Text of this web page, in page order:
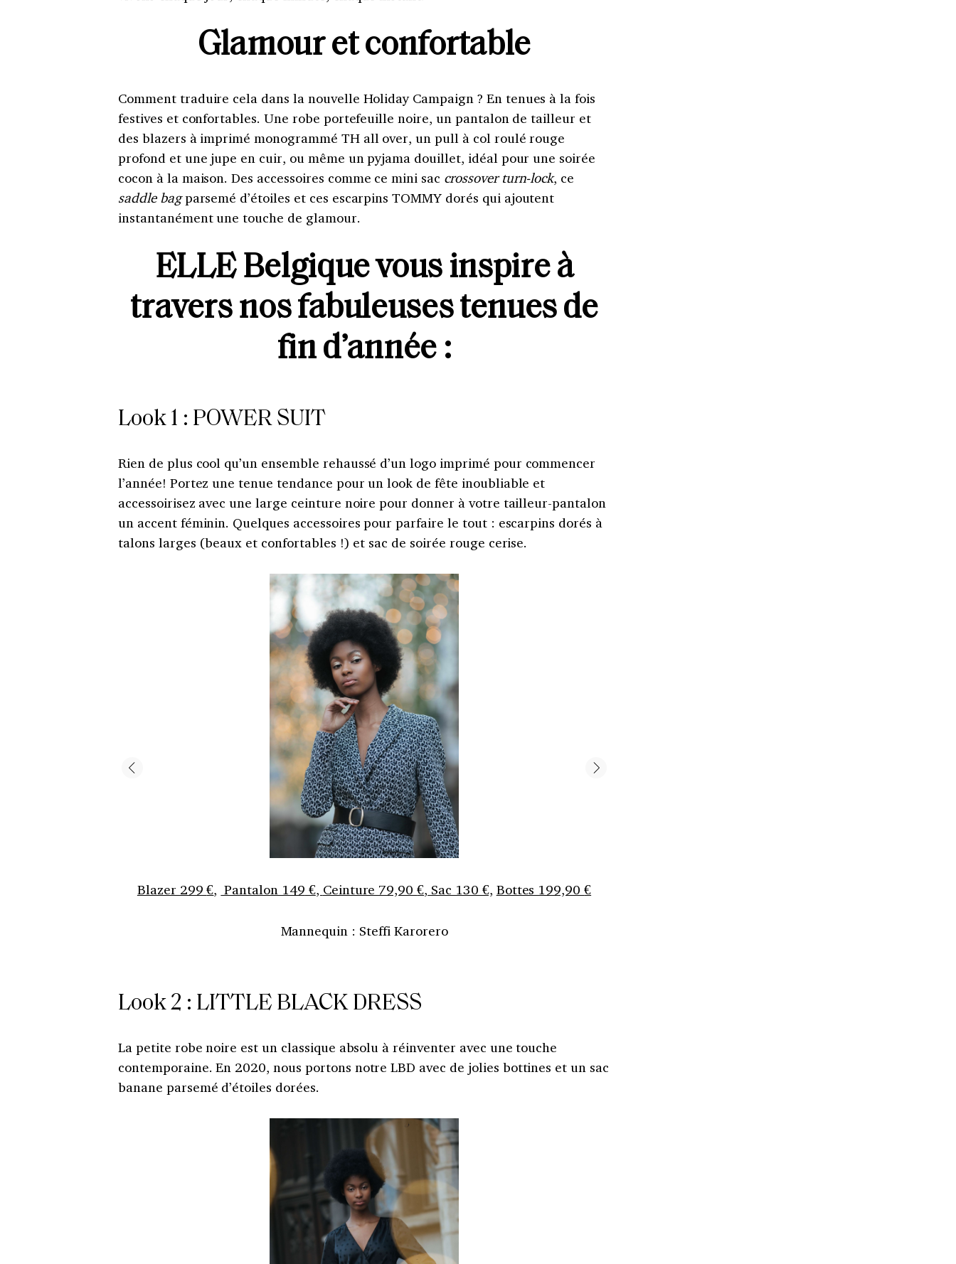
Glamour et confortable
Comment traduire cela dans la nouvelle Holiday Campaign ? En tenues à la fois
festives et confortables. Une robe portefeuille noire, un pantalon de tailleur et
des blazers à imprimé monogrammé TH all over, un pull à col roulé rouge
profond et une jupe en cuir, ou même un pyjama douillet, idéal pour une soirée
cocon à la maison. Des accessoires comme ce mini sac crossover turn-lock, ce
saddle bagparsemé d’étoiles et ces escarpins TOMMY dorés qui ajoutent
instantanément une touche de glamour.
ELLE Belgique vous inspire à
travers nos fabuleuses tenues de
fin d’année :
Look 1 : POWER SUIT
Rien de plus cool qu’un ensemble rehaussé d’un logo imprimé pour commencer
l’année! Portez une tenue tendance pour un look de fête inoubliable et
accessoirisez avec une large ceinture noire pour donner à votre tailleur-pantalon
un accent féminin. Quelques accessoires pour parfaire le tout : escarpins dorés à
talons larges (beaux et confortables !) et sac de soirée rouge cerise.
Blazer 299€, Pantalon 149 €, Ceinture 79,90€, Sac 130 €, Bottes 199,90€
Mannequin : Steffi Karorero
Look 2 : LITTLE BLACK DRESS
La petite robe noire est un classique absolu à réinventer avec une touche
contemporaine. En 2020, nous portons notre LBD avec de jolies bottines et un sac
banane parsemé d’étoiles dorées.